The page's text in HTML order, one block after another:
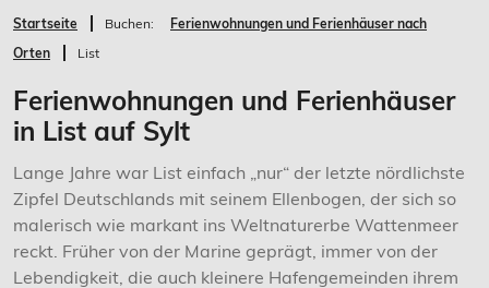
Startseite Buchen:
Ferienwohnungen und Ferienhäuser nach
Orten
List
Ferienwohnungen und Ferienhäuser
in List auf Sylt
Lange Jahre war List einfach „nur“ der letzte nördlichste
Zipfel Deutschlands mit seinem Ellenbogen, der sich so
malerisch wie markant ins Weltnaturerbe Wattenmeer
reckt. Früher von der Marine geprägt, immer von der
Lebendigkeit, die auch kleinere Hafengemeinden ihrem